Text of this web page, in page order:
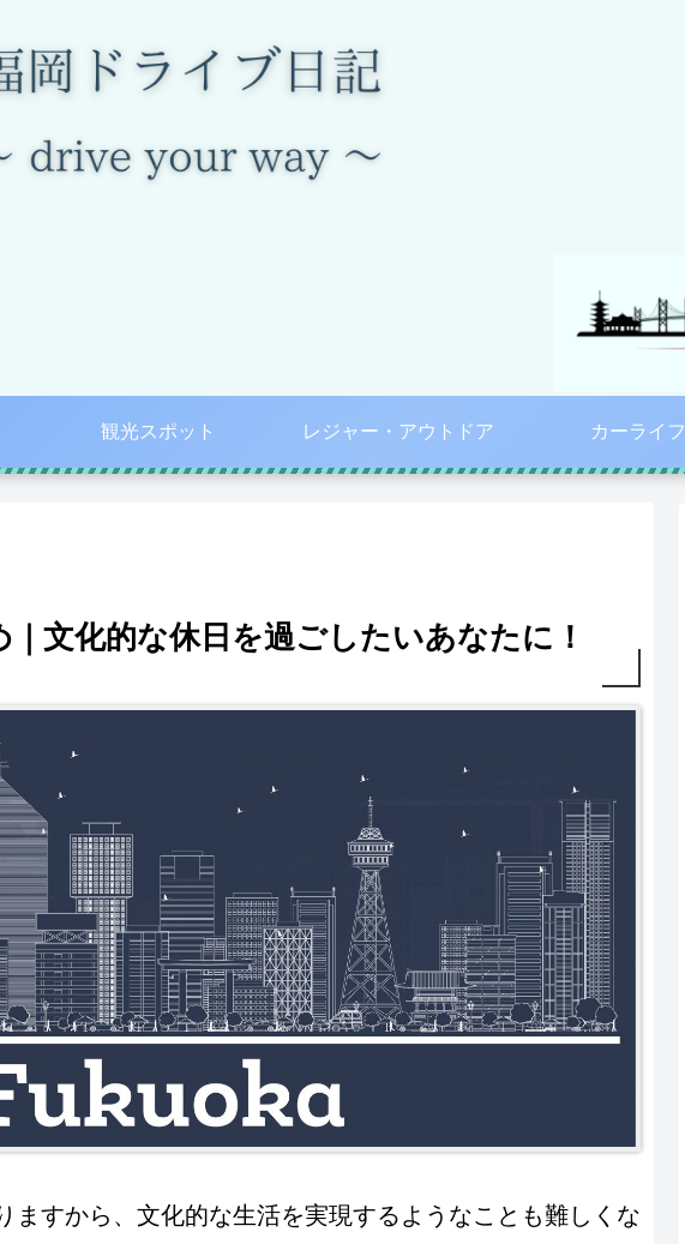
観光スポット レジャー・アウトドア カーライフ
文化的な休日を過ごしたいあなたに！
ますから、文化的な生活を実現するようなことも難しくな